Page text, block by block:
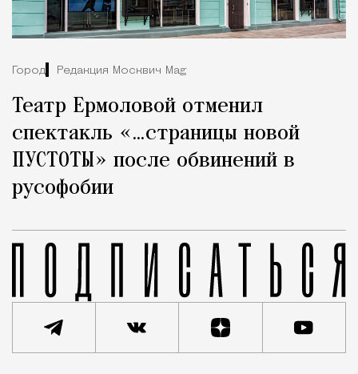
Город Редакция Москвич Mag
Театр Ермоловой отменил
спектакль «…страницы новой
ПУСТОТЫ» после обвинений в
русофобии